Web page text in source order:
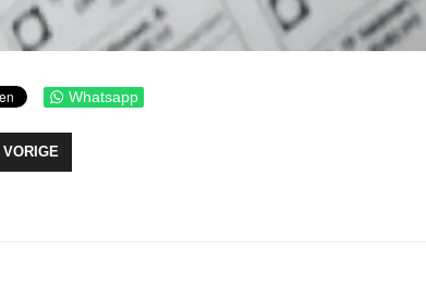
Whatsapp
VORIG ARTIKEL: G-GEBIED NOG GEEN ONTMOETINGSBOS
VORIGE